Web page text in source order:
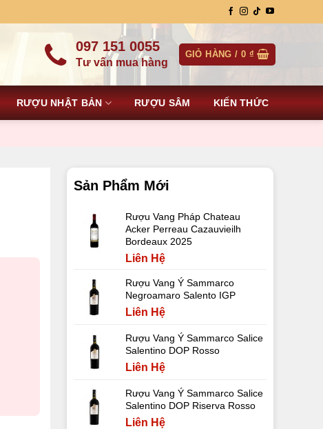
097 151 0055
Tư vấn mua hàng
GIỎ HÀNG / 0 ₫
RƯỢU NHẬT BẢN RƯỢU SÂM KIẾN THỨC
Sản Phẩm Mới
Rượu Vang Pháp Chateau
Acker Perreau Cazauvieilh
Bordeaux 2025
Liên Hệ
Rượu Vang Ý Sammarco
Negroamaro Salento IGP
Liên Hệ
Rượu Vang Ý Sammarco Salice
Salentino DOP Rosso
Liên Hệ
Rượu Vang Ý Sammarco Salice
Salentino DOP Riserva Rosso
Liên Hệ